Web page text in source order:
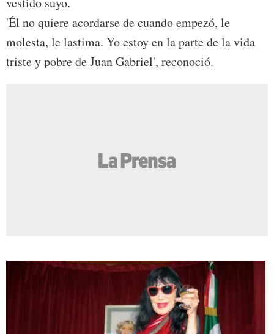
'Él no quiere acordarse de cuando empezó, le
molesta, le lastima. Yo estoy en la parte de la vida
triste y pobre de Juan Gabriel', reconoció.